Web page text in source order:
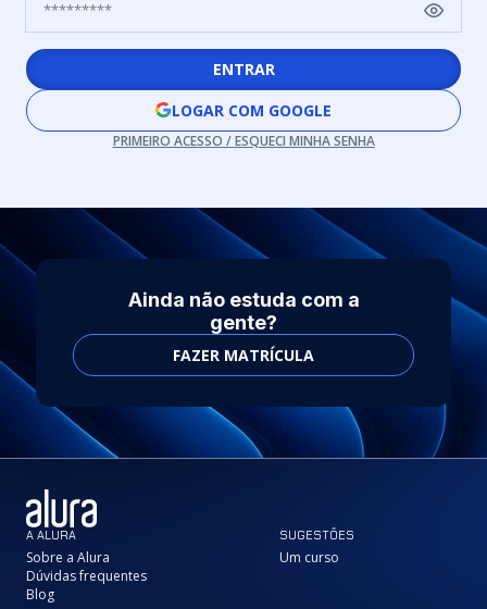
ENTRAR
LOGAR COM GOOGLE
PRIMEIRO ACESSO / ESQUECI MINHA SENHA
Ainda não estuda com a
gente?
FAZER MATRÍCULA
A ALURA
Sobre a Alura
Dúvidas frequentes
Blog
SUGESTÕES
Um curso